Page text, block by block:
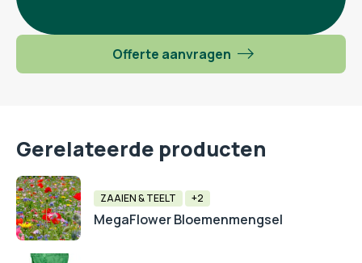
Offerte aanvragen
Gerelateerde producten
ZAAIEN & TEELT +2
MegaFlower Bloemenmengsel